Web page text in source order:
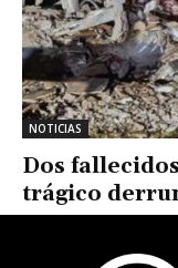
NOTICIAS
Dos
trágico